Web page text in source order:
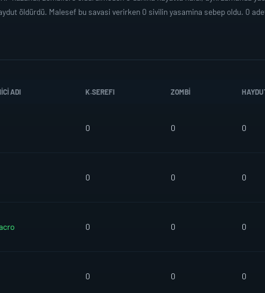
öldürdü. Malesef bu savasi verirken 0 sivilin yasamina sebep oldu. 0
ADI K.SEREFI ZOMBI
0 0 0
0 0 0
0 0 0
0 0 0